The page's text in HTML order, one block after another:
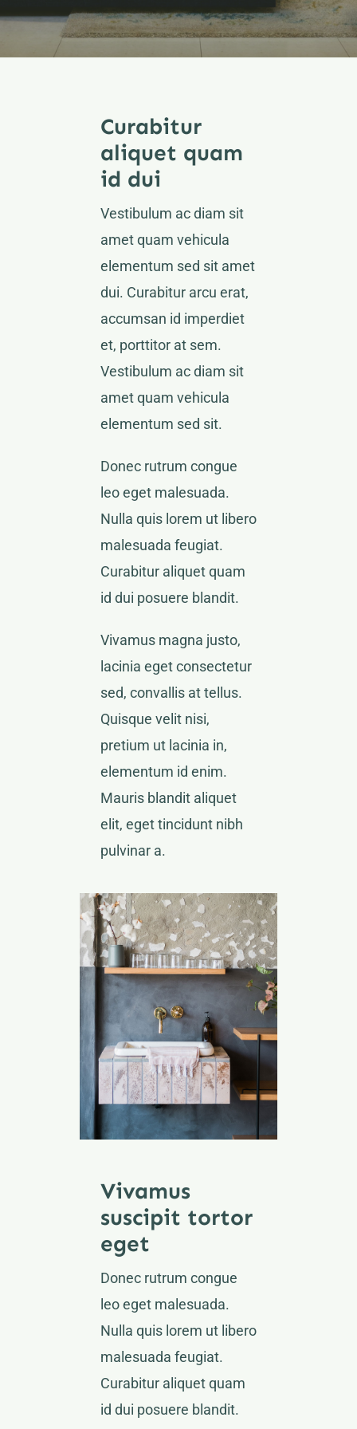
Curabitur
aliquet quam
id dui
Vestibulum ac diam sit
amet quam vehicula
elementum sed sit amet
dui. Curabitur arcu erat,
accumsan id imperdiet
et, porttitor at sem.
Vestibulum ac diam sit
amet quam vehicula
elementum sed sit.
Donec rutrum congue
leo eget malesuada.
Nulla quis lorem ut libero
malesuada feugiat.
Curabitur aliquet quam
id dui posuere blandit.
Vivamus magna justo,
lacinia eget consectetur
sed, convallis at tellus.
Quisque velit nisi,
pretium ut lacinia in,
elementum id enim.
Mauris blandit aliquet
elit, eget tincidunt nibh
pulvinar a.
Vivamus
suscipit tortor
eget
Donec rutrum congue
leo eget malesuada.
Nulla quis lorem ut libero
malesuada feugiat.
Curabitur aliquet quam
id dui posuere blandit.